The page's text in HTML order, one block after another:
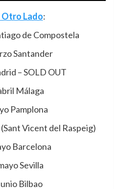
Otro Lado:
de Compostela
Santander
– SOLD OUT
Málaga
Pamplona
Vicent del Raspeig)
Barcelona
Sevilla
Bilbao